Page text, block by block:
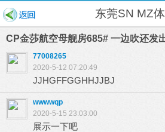
东莞SN MZ
CP金莎航空母舰房685# 一边吹还发
77008265
2020-5-12 07:20:49
JJHGFFGGHHJJBJ
wwwwqp
2020-5-15 23:03:00
展示一下吧